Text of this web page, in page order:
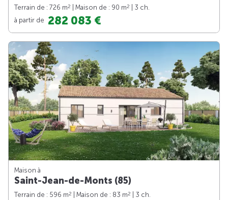
Terrain de : 726 m2 | Maison de : 90 m2
| 3 ch.
à partir de 282 083 €
Maison à
Saint-Jean-de-Monts (85)
Terrain de : 596 m2 | Maison de : 83 m2
| 3 ch.